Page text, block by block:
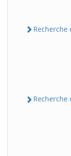
Recherche
Recherche